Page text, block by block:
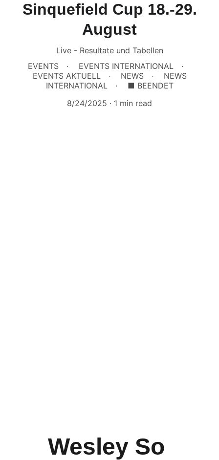
Sinquefield Cup 18.-29.
August
Live - Resultate und Tabellen
EVENTS
EVENTS INTERNATIONAL
EVENTS AKTUELL
NEWS
NEWS
INTERNATIONAL
■ BEENDET
8/24/2025
1 min read
Wesley So